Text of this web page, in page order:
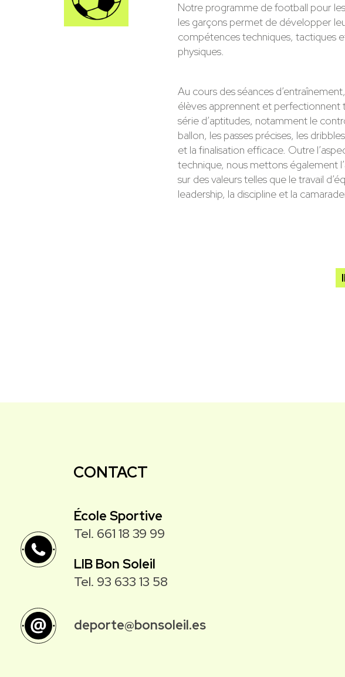
Notre programme de football pour
les garçons permet de développer
compétences techniques, tactiques
physiques.
Au cours des séances
élèves apprennent et perfectionnent
série d’aptitudes, notamment le
ballon, les passes précises, les
et la finalisation efficace. Outre
technique, nous mettons également
sur des valeurs telles que le travail
leadership, la discipline et la
CONTACT
École Sportive
Tel. 661 18 39 99
LIB Bon Soleil
Tel. 93 633 13 58
deporte@bonsoleil.es